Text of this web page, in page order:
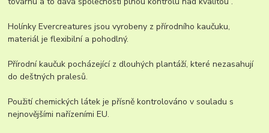
Holínky Evercreatures jsou vyrobeny z přírodního kaučuku,
materiál je flexibilní a pohodlný.
Přírodní kaučuk pocházející z dlouhých plantáží, které nezasahují
do deštných pralesů.
Použití chemických látek je přísně kontrolováno v souladu s
nejnovějšími nařízeními EU.